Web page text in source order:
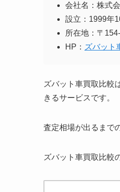
会社名：株式
設立：1999年
所在地：〒
HP： ズバット
ズバット車買取比較
きるサービスです。
査定相場が出るまで
ズバット車買取比較